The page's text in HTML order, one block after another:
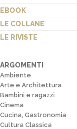
EBOOK
LE COLLANE
LE RIVISTE
ARGOMENTI
Ambiente
Arte e Architettura
Bambini e ragazzi
Cinema
Cucina, Gastronomia
Cultura Classica